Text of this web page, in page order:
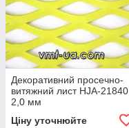
Декоративний просечно-
витяжний лист HJA-21840
2,0 мм
Ціну уточнюйте